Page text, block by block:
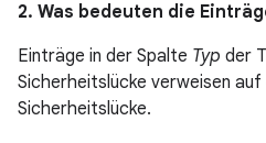
2. Was bedeuten die
Einträge in der Spalte Typ der
Sicherheitslücke verweisen
Sicherheitslücke.